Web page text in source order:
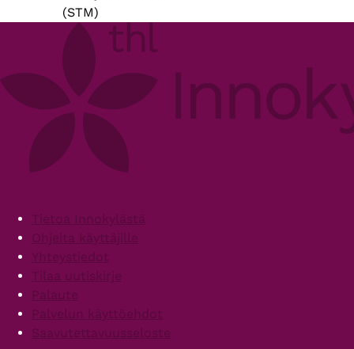
(STM)
FooterTietoa Innokylästä
Ohjeita käyttäjille
Yhteystiedot
Tilaa uutiskirje
Palaute
Palvelun käyttöehdot
Saavutettavuusseloste